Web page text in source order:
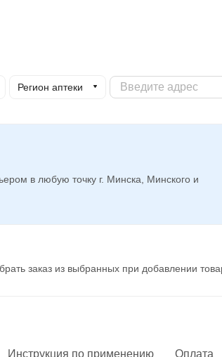
Регион аптеки
в любую точку г. Минска, Минского и
заказ из выбранных при добавлении
Инструкция по применению Оплата